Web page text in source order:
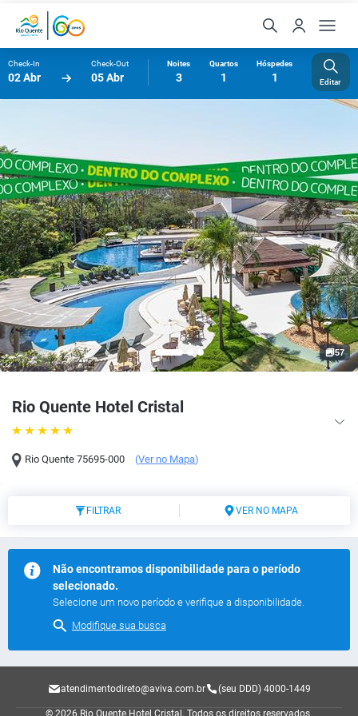
Check-In
02 Abr
Check-Out
05 Abr
Noites
3
Quartos
1
Hóspedes
1 Editar
Rio Quente Hotel Cristal
Rio Quente 75695-000 (Ver no Mapa)
57
FILTRAR VER NO MAPA
Não encontramos disponibilidade para o período
selecionado.
Selecione um novo período e verifique a disponibilidade.
Modifique sua busca
atendimentodireto@aviva.com.br (seu DDD) 4000-1449
© 2026 Rio Quente Hotel Cristal. Todos os direitos reservados.